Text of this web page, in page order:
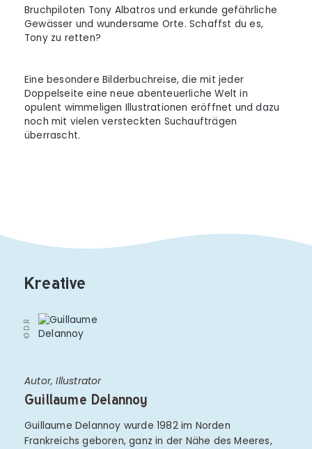
Bruchpiloten Tony Albatros und erkunde gefährliche
Gewässer und wundersame Orte. Schaffst du es,
Tony zu retten?
Eine besondere Bilderbuchreise, die mit jeder
Doppelseite eine neue abenteuerliche Welt in
opulent wimmeligen Illustrationen eröffnet und dazu
noch mit vielen versteckten Suchaufträgen
überrascht.
Kreative
© D.R
Autor, Illustrator
Guillaume Delannoy
Guillaume Delannoy wurde 1982 im Norden
Frankreichs geboren, ganz in der Nähe des Meeres,